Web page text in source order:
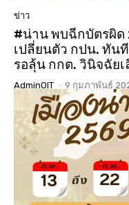
ข่าว
#น่าน พบฉีกบัตรผิด
เปลี่ยนตัว กปน. ทัน
รอลุ้น กกต. วินิจฉัย
AdminOIT - 9 กุมภาพันธ์